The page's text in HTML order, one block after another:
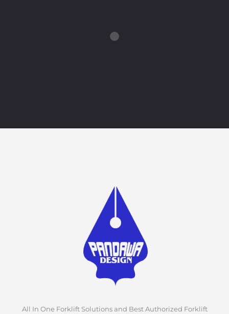
All In One Forklift Solutions and Best Authorized Forklift